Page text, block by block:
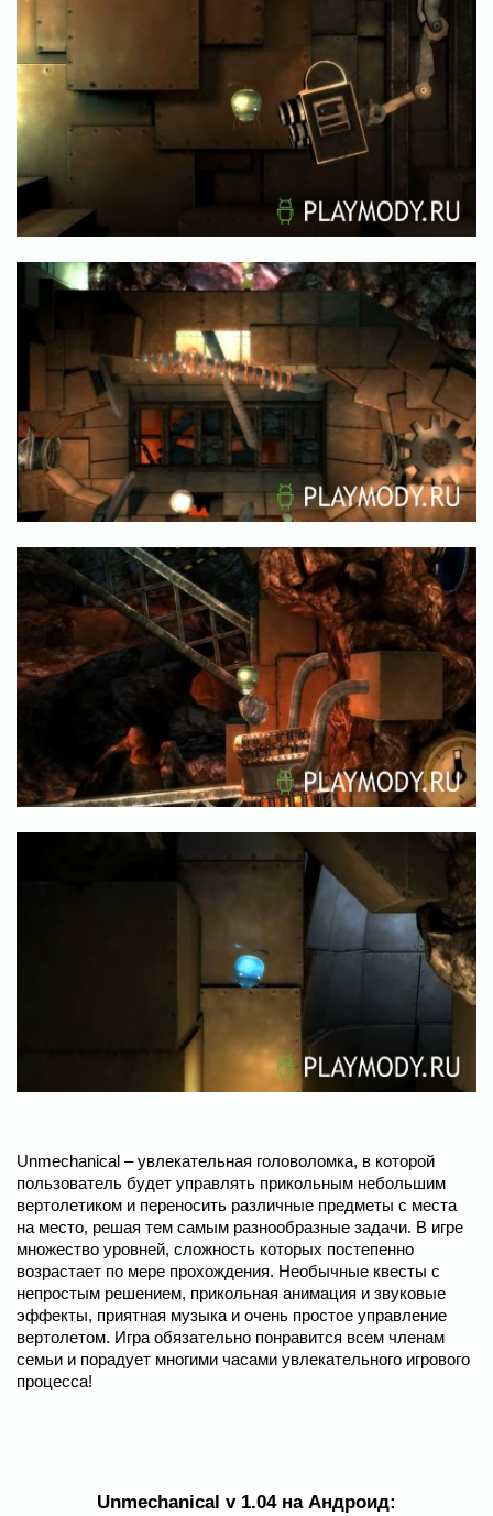
Unmechanical – увлекательная головоломка, в которой
пользователь будет управлять прикольным небольшим
вертолетиком и переносить различные предметы с места
на место, решая тем самым разнообразные задачи. В игре
множество уровней, сложность которых постепенно
возрастает по мере прохождения. Необычные квесты с
непростым решением, прикольная анимация и звуковые
эффекты, приятная музыка и очень простое управление
вертолетом. Игра обязательно понравится всем членам
семьи и порадует многими часами увлекательного игрового
процесса!
Unmechanical v 1.04 на Андроид: